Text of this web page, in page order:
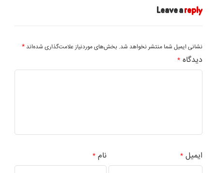
Leave areply
نشانی ایمیل شما منتشر نخواهد شد. بخش‌های موردنیاز علامت‌گذاری شده‌اند *
دیدگاه *
نام * ایمیل*